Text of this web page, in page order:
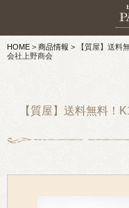
HOME > 商品情報>
【質屋】送料
会社上野商会
【質屋】送料無料！